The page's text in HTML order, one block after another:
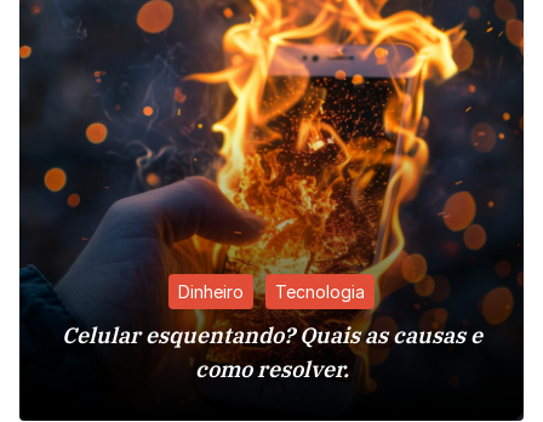
Dinheiro Tecnologia
Celular esquentando? Quais as causas e
como resolver.